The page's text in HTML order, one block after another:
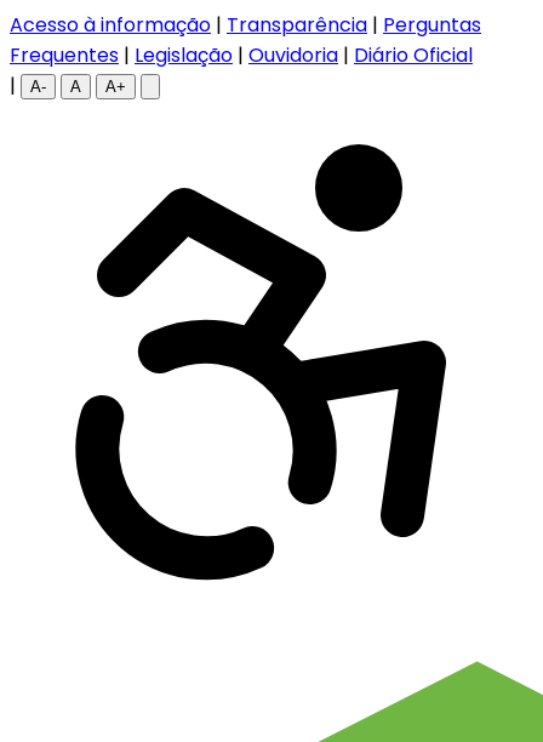
Acesso à informação | Transparência | Perguntas
Frequentes | Legislação | Ouvidoria | Diário Oficial
|
A- A A+